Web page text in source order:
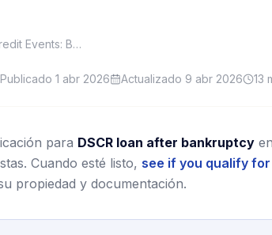
DSCR After Credit Events: Bankruptcy, Foreclosure, and Seasoning
Publicado 1 abr 2026 Actualizado 9 abr 2026 13
para DSCR loan after bankruptcy
Cuando esté listo, see if you qualify
propiedad y documentación.